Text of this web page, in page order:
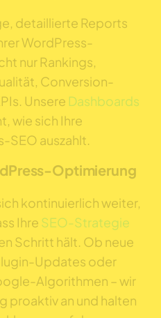
detaillierte Reports
WordPress-
nur Rankings,
Conversion-
Unsere Dashboards
wie sich Ihre
SEO auszahlt.
Optimierung
kontinuierlich weiter,
Ihre SEO-Strategie
Schritt hält. Ob neue
Updates oder
Algorithmen – wir
proaktiv an und halten